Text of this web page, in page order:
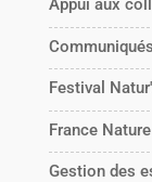
Appui aux
Communiqués
Festival
France
Gestion des